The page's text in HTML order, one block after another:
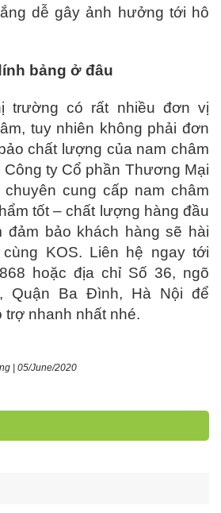
dễ gây ảnh hưởng tới hô
bảng ở đâu
trường có rất nhiều đơn vị
tuy nhiên không phải đơn
chất lượng của nam châm
ty Cổ phần Thương Mại
cung cấp nam châm
tốt – chất lượng hàng đầu
đảm bảo khách hàng sẽ hài
KOS. Liên hệ ngay tới
hoặc địa chỉ Số 36, ngõ
Quận Ba Đình, Hà Nội để
nhanh nhất nhé.
05/June/2020